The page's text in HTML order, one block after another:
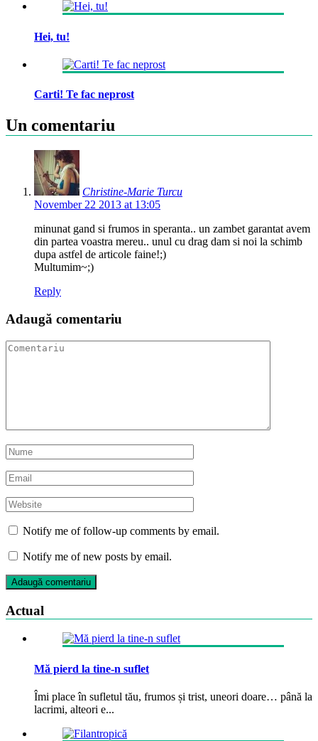
Hei, tu!
Carti! Te fac neprost
Un comentariu
Christine-Marie Turcu
November 22 2013 at 13:05
minunat gand si frumos in speranta.. un zambet garantat avem
din partea voastra mereu.. unul cu drag dam si noi la schimb
dupa astfel de articole faine!;)
Multumim~;)
Reply
Adaugă comentariu
Notify me of follow-up comments by email.
Notify me of new posts by email.
Actual
Mă pierd la tine-n suflet
Îmi place în sufletul tău, frumos și trist, uneori doare… până la
lacrimi, alteori e...